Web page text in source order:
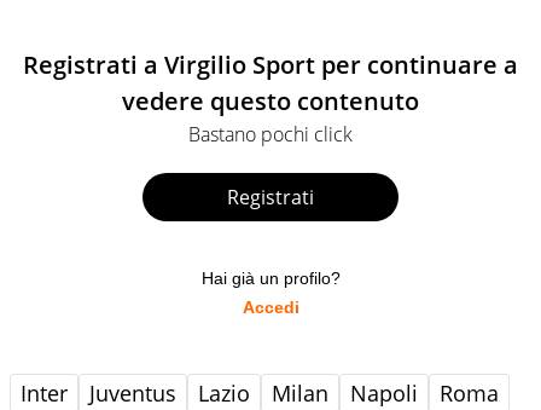
Registrati a Virgilio Sport per continuare a
vedere questo contenuto
Bastano pochi click
Registrati
Hai già un profilo?
Accedi
Inter Juventus Lazio Milan Napoli Roma